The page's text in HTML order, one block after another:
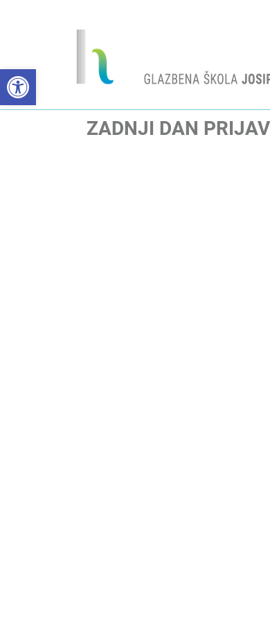
Open toolbar
ZADNJI DAN